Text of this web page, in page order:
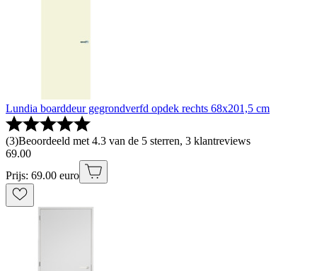
Lundia boarddeur gegrondverfd opdek rechts 68x201,5 cm
(3)Beoordeeld met 4.3 van de 5 sterren, 3 klantreviews
69.00
Prijs: 69.00 euro